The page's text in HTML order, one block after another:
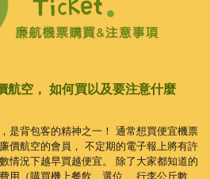
航空， 如何買以及要注意什麼
是背包客的精神之一！
通常想買便宜機票
價航空的會員， 不定期的電子報上將有許
情況下越早買越便宜。
除了大家都知道的
用（購買機上餐飲、選位、
行李公斤數、